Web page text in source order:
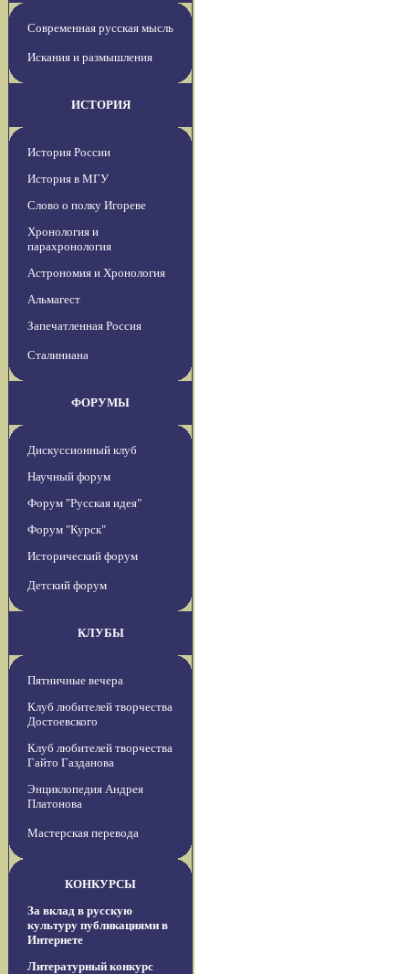
Современная русская мысль
Искания и размышления
ИСТОРИЯ
История России
История в МГУ
Слово о полку Игореве
Хронология и
парахронология
Астрономия и Хронология
Альмагест
Запечатленная Россия
Сталиниана
ФОРУМЫ
Дискуссионный клуб
Научный форум
Форум "Русская идея"
Форум "Курск"
Исторический форум
Детский форум
КЛУБЫ
Пятничные вечера
Клуб любителей творчества
Достоевского
Клуб любителей творчества
Гайто Газданова
Энциклопедия Андрея
Платонова
Мастерская перевода
КОНКУРСЫ
За вклад в русскую
культуру публикациями в
Интернете
Литературный конкурс